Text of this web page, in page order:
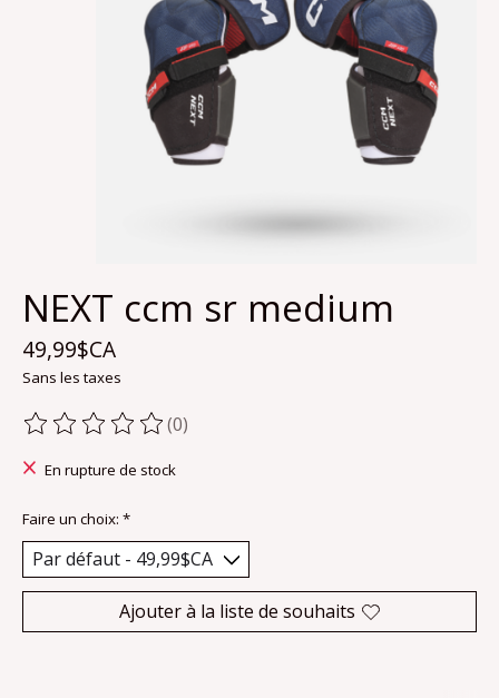
NEXT ccm sr medium
49,99$CA
Sans les taxes
Ce produit est évalué à
(0)
En rupture de stock
Faire un choix: *
Ajouter à la liste de souhaits